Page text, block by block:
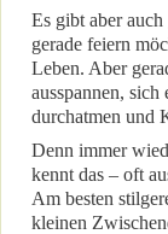
Es gibt aber
gerade feiern
Leben. Aber
ausspannen,
durchatmen und
Denn immer
kennt das – oft
Am besten
kleinen